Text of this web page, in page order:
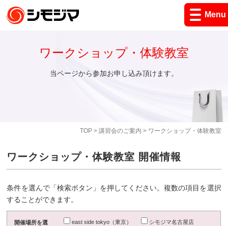
Menu
TOP> 講習会のご案内 > ワークショップ・体験教室
ワークショップ・体験教室
当ページから参加お申し込み頂けます。
ワークショップ・体験教室 開催情報
条件を選んで「検索ボタン」を押してください。複数の項目を選択
することができます。
開催場所を選
east side tokyo（東京）
シモジマ名古屋店